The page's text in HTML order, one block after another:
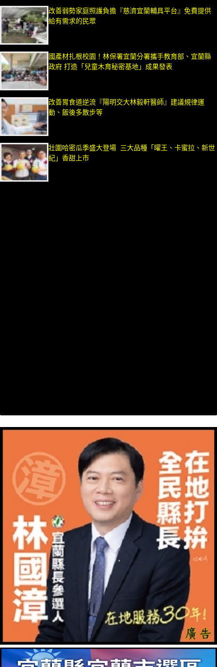
改善弱勢家庭照護負擔『慈濟宜蘭輔具平台』免費提供
給有需求的民眾
國產材扎根校園！林保署宜蘭分署攜手教育部、宜蘭縣
政府 打造「兒童木育秘密基地」成果發表
改善胃食道逆流『陽明交大林毅軒醫師』建議規律運
動、飯後多散步等
壯圍哈密瓜季盛大登場 三大品種「曜王、卡蜜拉、新世
紀」香甜上市